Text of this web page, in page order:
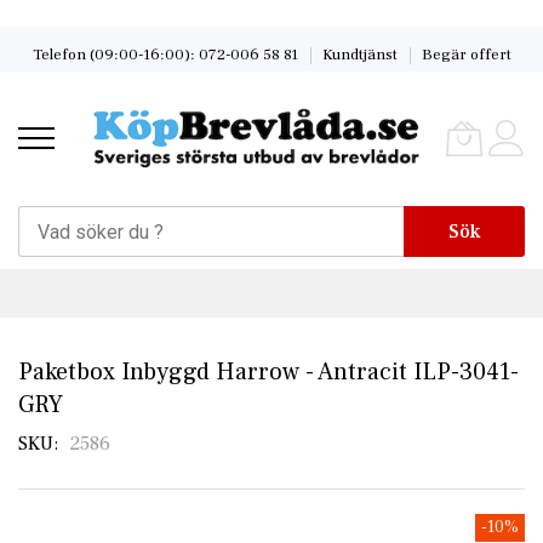
Telefon (09:00-16:00): 072-006 58 81 Kundtjänst Begär offert
Sök
Paketbox Inbyggd Harrow - Antracit ILP-3041-
GRY
SKU 2586
-10%